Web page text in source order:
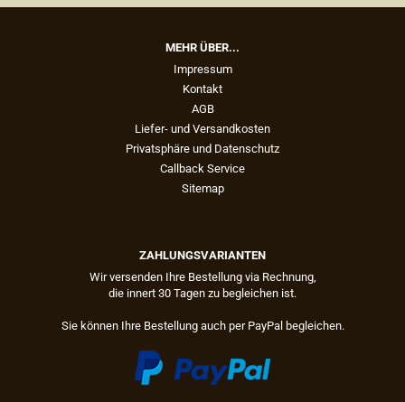
MEHR ÜBER...
Impressum
Kontakt
AGB
Liefer- und Versandkosten
Privatsphäre und Datenschutz
Callback Service
Sitemap
ZAHLUNGSVARIANTEN
Wir versenden Ihre Bestellung via Rechnung,
die innert 30 Tagen zu begleichen ist.
Sie können Ihre Bestellung auch per PayPal begleichen.